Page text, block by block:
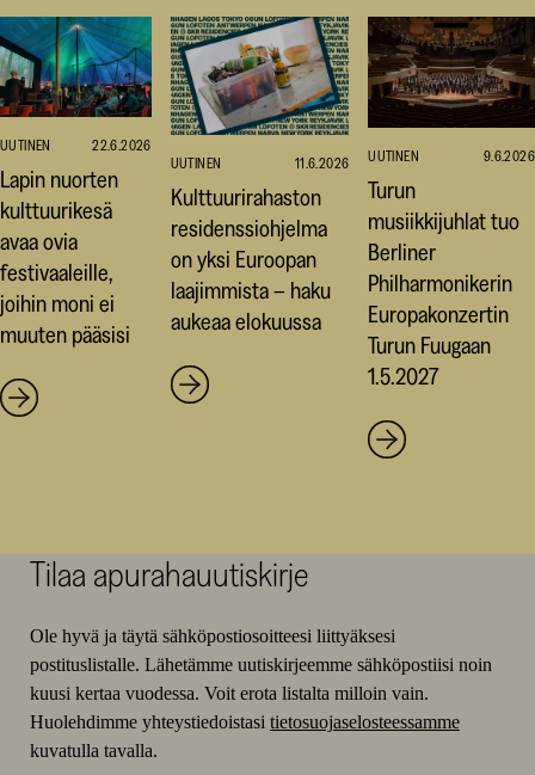
UUTINEN 22.6.2026
Lapin nuorten
kulttuurikesä
avaa ovia
festivaaleille,
joihin moni ei
muuten pääsisi
UUTINEN 11.6.2026
Kulttuurirahaston
residenssiohjelma
on yksi Euroopan
laajimmista – haku
aukeaa elokuussa
UUTINEN 9.6.2026
Turun
musiikkijuhlat tuo
Berliner
Philharmonikerin
Europakonzertin
Turun Fuugaan
1.5.2027
Tilaa apurahauutiskirje
Ole hyvä ja täytä sähköpostiosoitteesi liittyäksesi
postituslistalle. Lähetämme uutiskirjeemme sähköpostiisi noin
kuusi kertaa vuodessa. Voit erota listalta milloin vain.
Huolehdimme yhteystiedoistasi tietosuojaselosteessamme
kuvatulla tavalla.